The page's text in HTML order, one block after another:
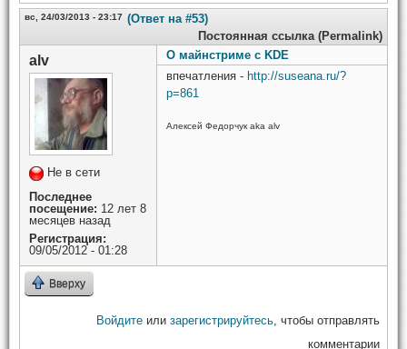
вс, 24/03/2013 - 23:17 (Ответ на #53)
Постоянная ссылка (Permalink)
alv
Не в сети
Последнее
посещение: 12 лет 8
месяцев назад
Регистрация:
09/05/2012 - 01:28
О майнстриме с KDE
впечатления - http://suseana.ru/?
p=861
Алексей Федорчук aka alv
Вверху
Войдите или зарегистрируйтесь , чтобы отправлять
комментарии